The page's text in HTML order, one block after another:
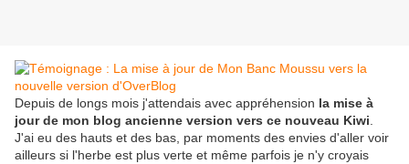
Depuis de longs mois j'attendais avec appréhension la mise à
jour de mon blog ancienne version vers ce nouveau Kiwi
J'ai eu des hauts et des bas, par moments des envies d'aller voir
ailleurs si l'herbe est plus verte et même parfois je n'y croyais